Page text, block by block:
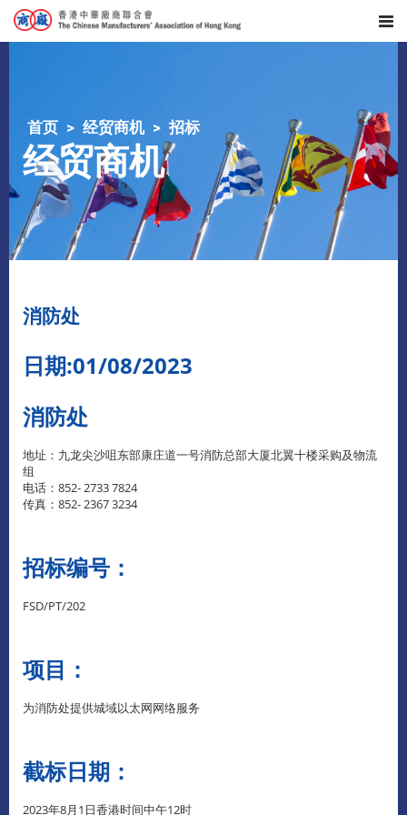
首页 经贸商机 招标
经贸商机
消防处
日期:01/08/2023
消防处
地址：九龙尖沙咀东部康庄道一号消防总部大厦北翼十楼采购及物流
组
电话：852- 2733 7824
传真：852- 2367 3234
招标编号：
FSD/PT/202
项目：
为消防处提供城域以太网网络服务
截标日期：
2023年8月1日香港时间中午12时